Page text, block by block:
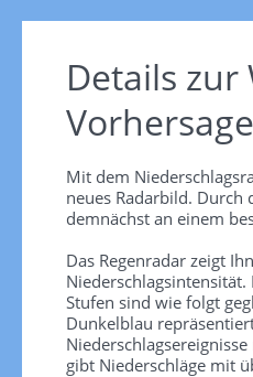
Details
Mit dem
neues Radarbild. Durch
demnächst an einem
Das Regenradar zeigt
Stufen sind wie folgt
Dunkelblau
gibt Niederschläge mit